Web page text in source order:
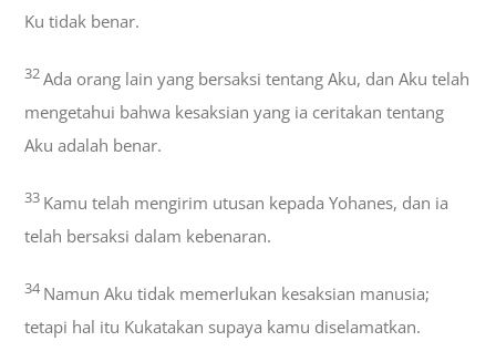
Ku tidak benar.
32Ada orang lain yang bersaksi tentang Aku, dan Aku telah
mengetahui bahwa kesaksian yang ia ceritakan tentang
Aku adalah benar.
33 Kamu telah mengirim utusan kepada Yohanes, dan ia
telah bersaksi dalam kebenaran.
34Namun Aku tidak memerlukan kesaksian manusia;
tetapi hal itu Kukatakan supaya kamu diselamatkan.